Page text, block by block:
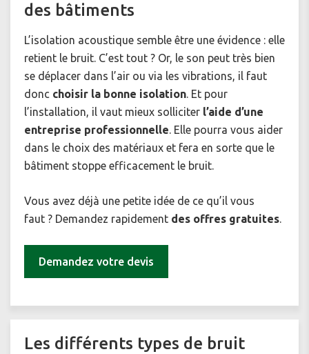
des bâtiments
L’isolation acoustique semble être une évidence : elle
retient le bruit. C’est tout ? Or, le son peut très bien
se déplacer dans l’air ou via les vibrations, il faut
donc choisir la bonne isolation. Et pour
l’installation, il vaut mieux solliciter l’aide d’une
entreprise professionnelle. Elle pourra vous aider
dans le choix des matériaux et fera en sorte que le
bâtiment stoppe efficacement le bruit.
Vous avez déjà une petite idée de ce qu’il vous
faut ? Demandez rapidement des offres gratuites.
Demandez votre devis
Les différents types de bruit